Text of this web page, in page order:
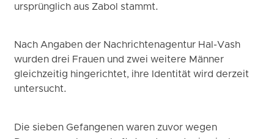
ursprünglich aus Zabol stammt.
Nach Angaben der Nachrichtenagentur Hal-Vash
wurden drei Frauen und zwei weitere Männer
gleichzeitig hingerichtet, ihre Identität wird derzeit
untersucht.
Die sieben Gefangenen waren zuvor wegen